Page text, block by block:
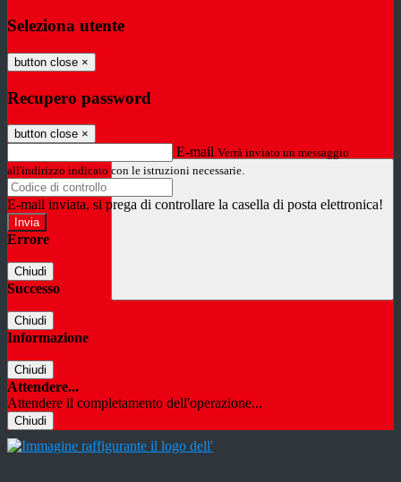
Seleziona utente
button close ×
Recupero password
button close ×
E-mail Verrà inviato un messaggio
all'indirizzo indicato con le istruzioni necessarie.
E-mail inviata, si prega di controllare la casella di posta elettronica!
Errore
Chiudi
Successo
Chiudi
Informazione
Chiudi
Attendere...
Attendere il completamento dell'operazione...
Chiudi